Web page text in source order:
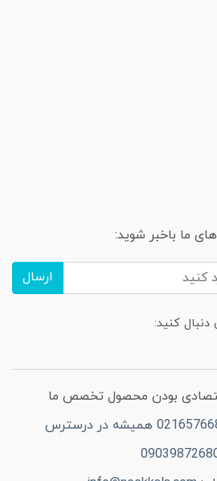
ما باخبر شوید:
ارسال
کنید:
بودن محصول تخصص ما
02165766895 همیشه در درسترس